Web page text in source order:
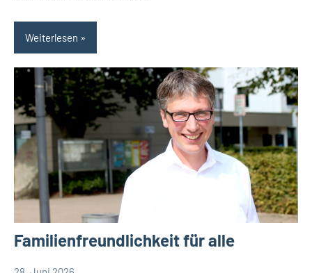
Weiterlesen
Familienfreundlichkeit für alle